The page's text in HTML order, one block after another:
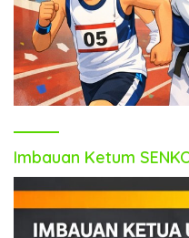
Imbauan Ketum